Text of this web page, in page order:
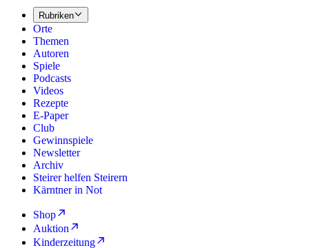
Rubriken
Orte
Themen
Autoren
Spiele
Podcasts
Videos
Rezepte
E-Paper
Club
Gewinnspiele
Newsletter
Archiv
Steirer helfen Steirern
Kärntner in Not
Shop
Auktion
Kinderzeitung